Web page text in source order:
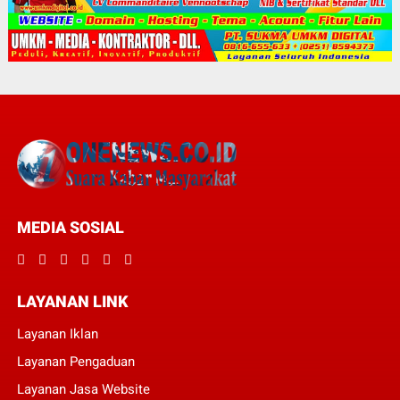
MEDIA SOSIAL
LAYANAN LINK
Layanan Iklan
Layanan Pengaduan
Layanan Jasa Website